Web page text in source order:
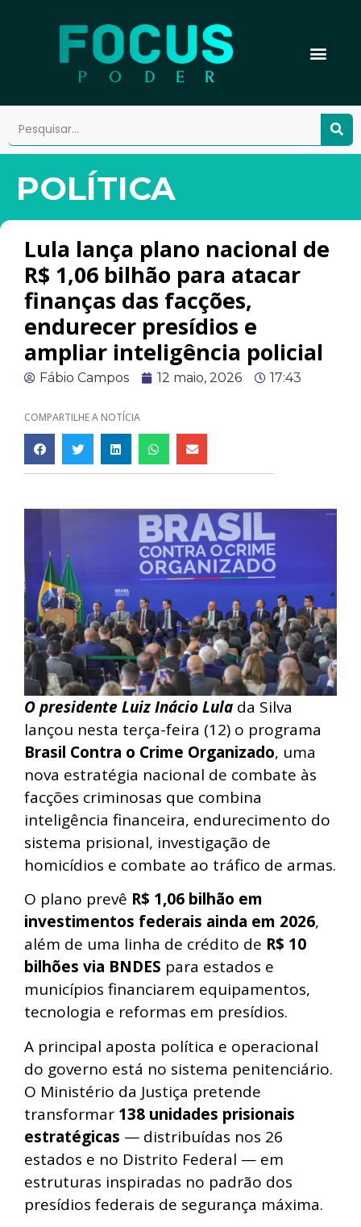
POLÍTICA
Lula lança plano nacional de
R$ 1,06 bilhão para atacar
finanças das facções,
endurecer presídios e
ampliar inteligência policial
Fábio Campos 12 maio, 2026 17:43
COMPARTILHE A NOTÍCIA
O presidente Luiz Inácio Lula da Silva
lançou nesta terça-feira (12) o programa
Brasil Contra o Crime Organizado, uma
nova estratégia nacional de combate às
facções criminosas que combina
inteligência financeira, endurecimento do
sistema prisional, investigação de
homicídios e combate ao tráfico de armas.
O plano prevê R$ 1,06 bilhão em
investimentos federais ainda em 2026,
além de uma linha de crédito de R$ 10
bilhões via BNDES para estados e
municípios financiarem equipamentos,
tecnologia e reformas em presídios.
A principal aposta política e operacional
do governo está no sistema penitenciário.
O Ministério da Justiça pretende
transformar 138 unidades prisionais
estratégicas — distribuídas nos 26
estados e no Distrito Federal — em
estruturas inspiradas no padrão dos
presídios federais de segurança máxima.